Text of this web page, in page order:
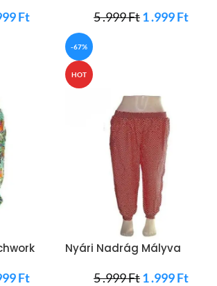
Ft 5 .999Ft1 .999Ft
Ft
-67%
HOT
Nyári Nadrág Mályva
5 .999Ft1 .999Ft